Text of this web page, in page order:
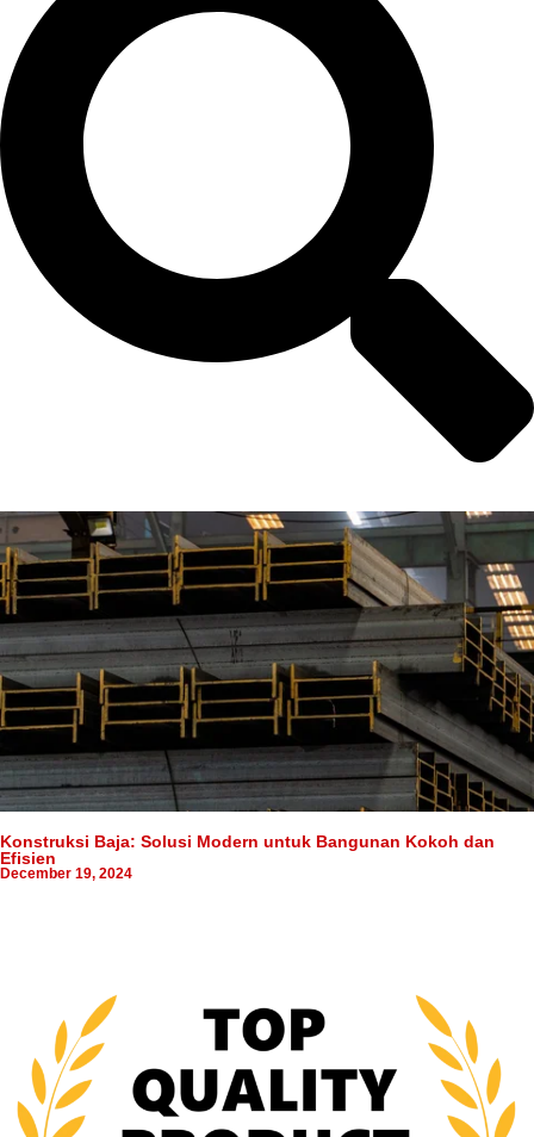
Konstruksi Baja: Solusi Modern untuk Bangunan Kokoh dan
Efisien
December 19, 2024